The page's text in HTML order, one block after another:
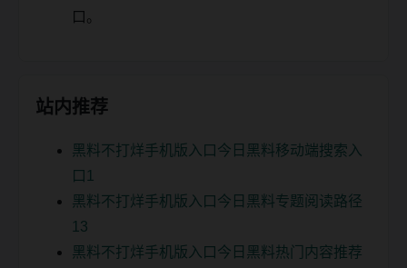
口。
站内推荐
黑料不打烊手机版入口今日黑料移动端搜索入
口1
黑料不打烊手机版入口今日黑料专题阅读路径
13
黑料不打烊手机版入口今日黑料热门内容推荐